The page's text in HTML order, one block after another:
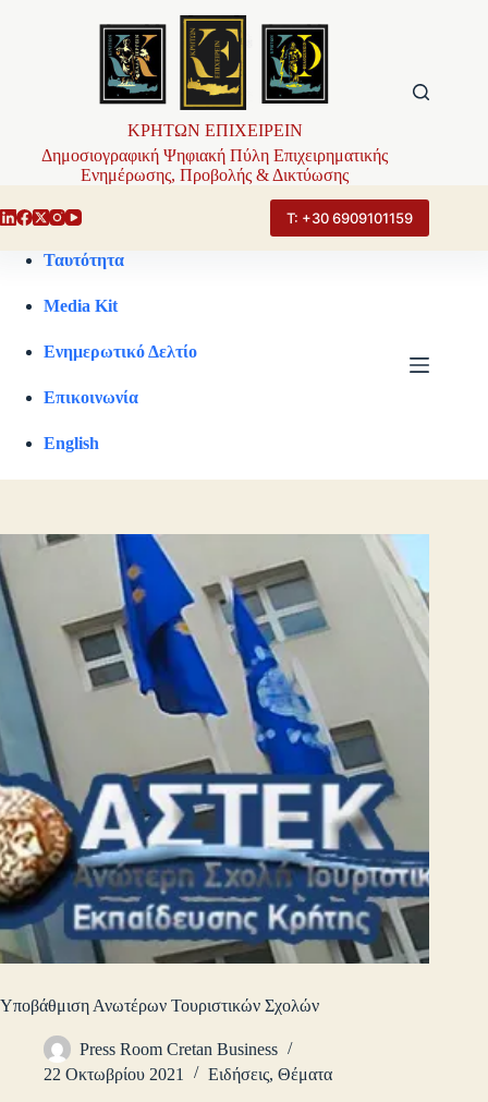
ΚΡΗΤΩΝ ΕΠΙΧΕΙΡΕΙΝ
Δημοσιογραφική Ψηφιακή Πύλη Επιχειρηματικής
Ενημέρωσης, Προβολής & Δικτύωσης
Τ: +30 6909101159
Ταυτότητα
Media Kit
Ενημερωτικό Δελτίο
Επικοινωνία
English
Υποβάθμιση Ανωτέρων Τουριστικών Σχολών
Press Room Cretan Business
22 Οκτωβρίου 2021
Ειδήσεις, Θέματα